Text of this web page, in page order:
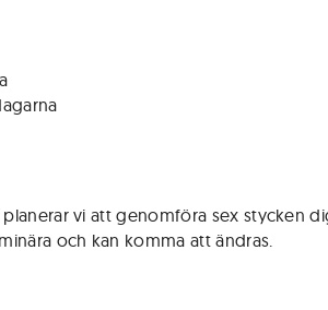
vi att genomföra sex stycken
och kan komma att ändras.